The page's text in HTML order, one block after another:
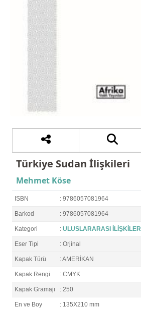
Türkiye Sudan İlişkileri
Mehmet Köse
ISBN : 9786057081964
Barkod : 9786057081964
Kategori : ULUSLARARASI İLİŞKİLER
Eser Tipi : Orjinal
Kapak Türü : AMERİKAN
Kapak Rengi : CMYK
Kapak Gramajı : 250
En ve Boy : 135X210 mm